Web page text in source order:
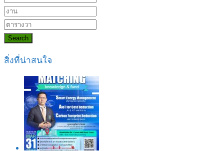
Search
สิ่งที่น่าสนใจ